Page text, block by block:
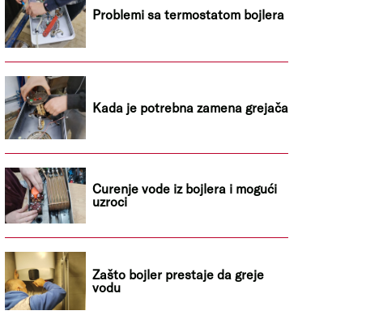
Problemi sa termostatom bojlera
Kada je potrebna zamena grejača
Curenje vode iz bojlera i mogući
uzroci
Zašto bojler prestaje da greje
vodu